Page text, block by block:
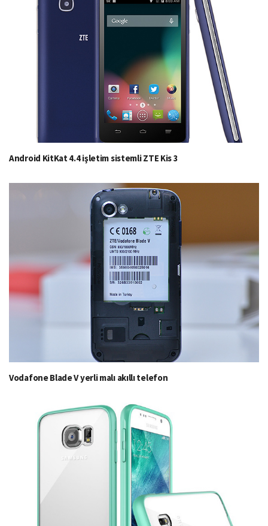
Android KitKat 4.4 işletim sistemli ZTE Kis 3
Vodafone Blade V yerli malı akıllı telefon